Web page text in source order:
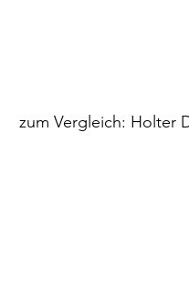
zum Vergleich: Holter